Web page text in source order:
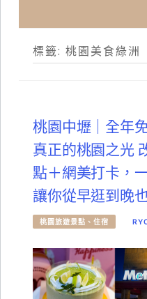
標籤:桃園美食綠洲
桃園中壢｜全年
真正的桃園之光
點＋網美打卡，
讓你從早逛到晚
桃園旅遊景點、住宿